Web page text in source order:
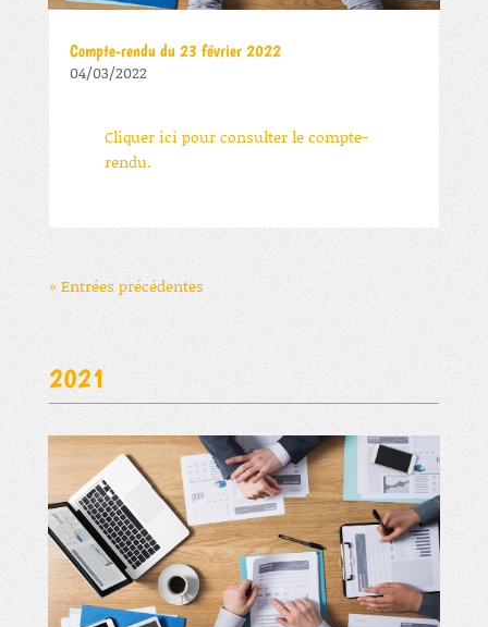
Compte-rendu du 23 février 2022
04/03/2022
Cliquer ici pour consulter le compte-
rendu.
« Entrées précédentes
2021